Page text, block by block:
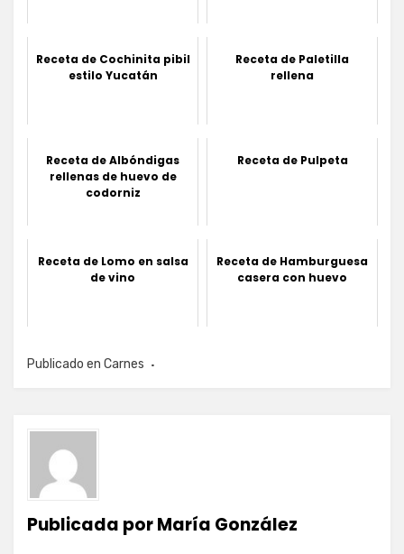
Receta de Cochinita pibil
estilo Yucatán
Receta de Paletilla
rellena
Receta de Albóndigas
rellenas de huevo de
codorniz
Receta de Pulpeta
Receta de Lomo en salsa
de vino
Receta de Hamburguesa
casera con huevo
Publicado en Carnes
Publicada porMaría González